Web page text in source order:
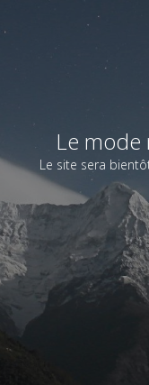
Le mode
Le site sera